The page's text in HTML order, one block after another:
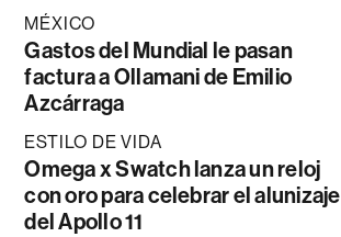
MÉXICO
Gastos del Mundial le pasan
factura a Ollamani de Emilio
Azcárraga
ESTILO DE VIDA
Omega x Swatch lanza un reloj
con oro para celebrar el alunizaje
del Apollo 11